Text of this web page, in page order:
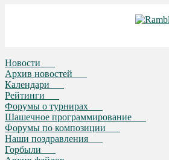
Новости
Архив новостей
Календари
Рейтинги
Форумы о турнирах
Шашечное программирование
Форумы по композиции
Наши поздравления
Горбыли